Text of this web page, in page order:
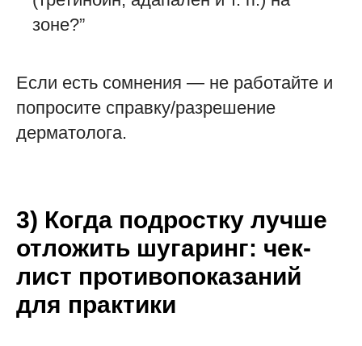
зоне?”
Если есть сомнения — не работайте и
попросите справку/разрешение
дерматолога.
3) Когда подростку лучше
отложить шугаринг: чек-
лист противопоказаний
для практики